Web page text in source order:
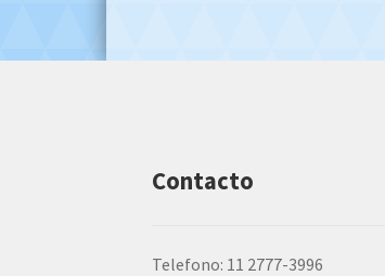
Contacto
Telefono: 11 2777-3996